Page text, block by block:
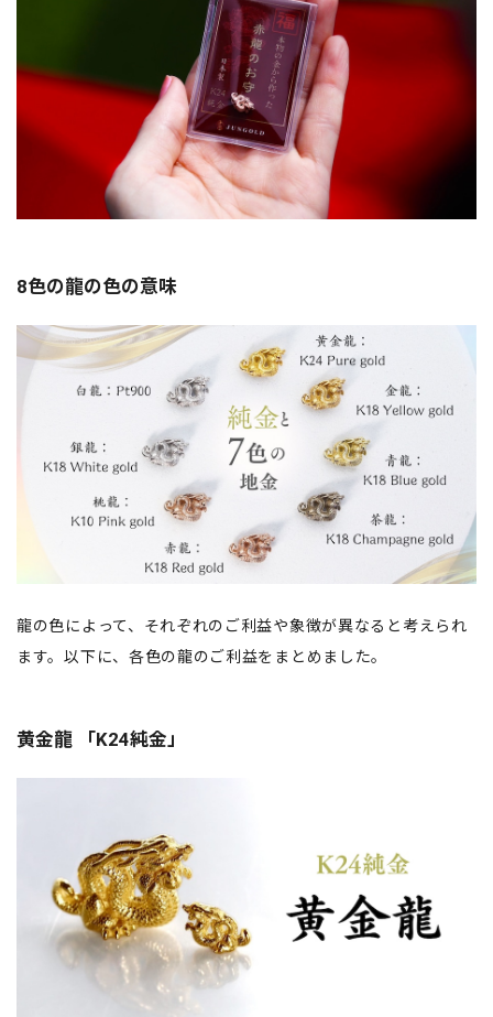
8色の龍の色の意味
龍の色によって、それぞれのご利益や象徴が異なると考えられ
ます。以下に、各色の龍のご利益をまとめました。
黄金龍 「K24純金」